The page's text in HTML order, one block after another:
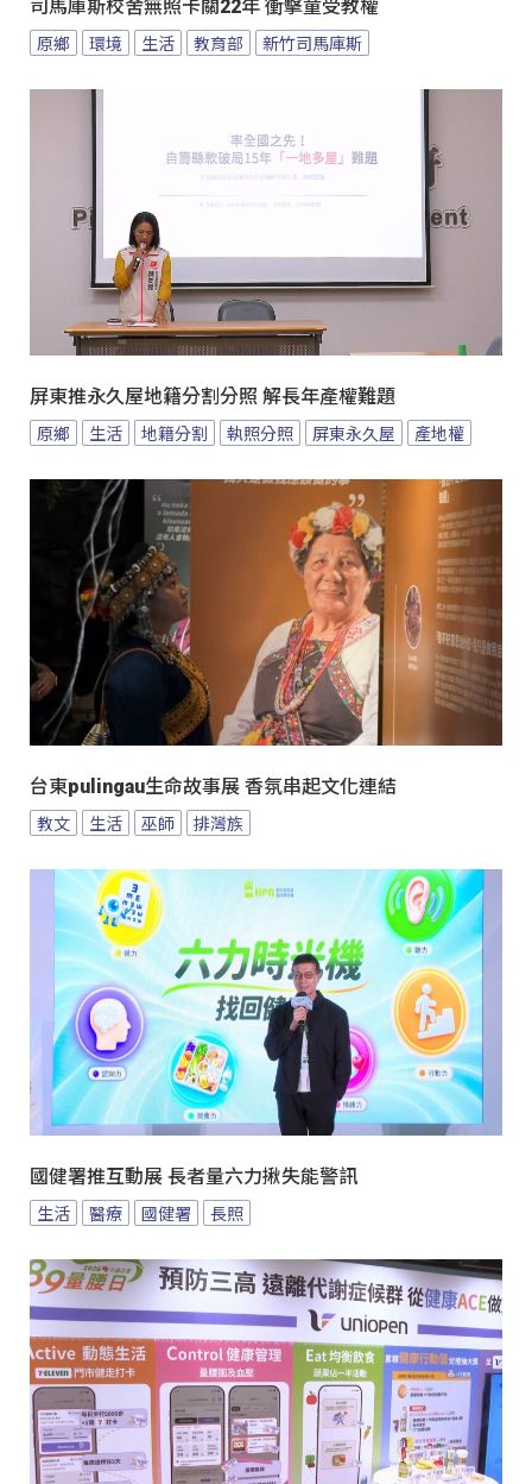
司馬庫斯校舍無照卡關22年 衝擊童受教權
原鄉 環境 生活 教育部 新竹司馬庫斯
屏東推永久屋地籍分割分照 解長年產權難題
原鄉 生活 地籍分割 執照分照 屏東永久屋 產地權
台東pulingau生命故事展 香氛串起文化連結
教文 生活 巫師 排灣族
國健署推互動展 長者量六力揪失能警訊
生活 醫療 國健署 長照